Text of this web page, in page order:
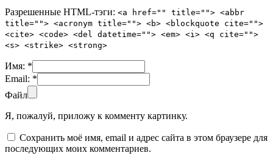
Разрешенные HTML-тэги: <a href="" title=""> <abbr
title=""> <acronym title=""> <b> <blockquote cite="">
<cite> <code> <del datetime=""> <em> <i> <q cite="">
<s> <strike> <strong>
Имя: *
Email: *
Файл
Я, пожалуй, приложу к комменту картинку.
Сохранить моё имя, email и адрес сайта в этом браузере для
последующих моих комментариев.